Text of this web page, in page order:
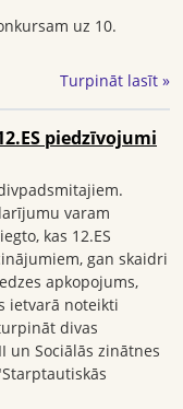
uz 10.
Turpināt lasīt »
piedzīvojumi
varam
kas 12.ES
gan skaidri
apkopojums,
ietvarā noteikti
divas
un Sociālās zinātnes